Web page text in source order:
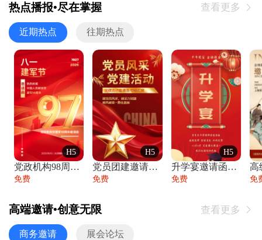
热点播报•尽在掌握 查看更多 
近期热点 往期热点
H5
党政机构98周年八一建军节庆祝晚会活动邀
免费
H5
党员团建邀请函党建活动风采党会工作汇报总
免费
H5
升学宴邀请函喜报金榜题名高端谢师宴邀请函
免费 免
高端邀请•创意无限 查看更多 
商务邀请 展会论坛